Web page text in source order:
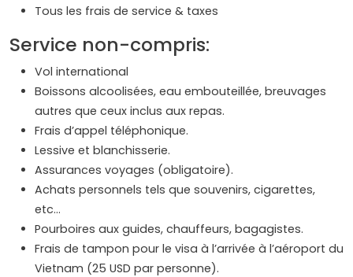
Tous les frais de service & taxes
Service non-compris:
Vol international
Boissons alcoolisées, eau embouteillée, breuvages
autres que ceux inclus aux repas.
Frais d’appel téléphonique.
Lessive et blanchisserie.
Assurances voyages (obligatoire).
Achats personnels tels que souvenirs, cigarettes,
etc…
Pourboires aux guides, chauffeurs, bagagistes.
Frais de tampon pour le visa à l’arrivée à l’aéroport du
Vietnam (25 USD par personne).